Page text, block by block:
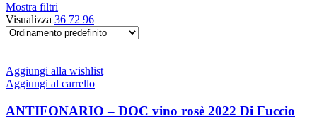
Mostra filtri
Visualizza 36 72 96
Aggiungi alla wishlist
Aggiungi al carrello
ANTIFONARIO – DOC vino rosè 2022 Di Fuccio